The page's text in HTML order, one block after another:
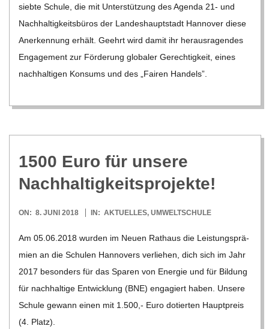
siebte Schule, die mit Unter­stüt­zung des Agenda 21- und
Nach­hal­tig­keits­bü­ros der Lan­des­haupt­stadt Han­no­ver diese
Aner­ken­nung erhält. Geehrt wird damit ihr her­aus­ra­gen­des
Enga­ge­ment zur För­de­rung glo­ba­ler Gerech­tig­keit, eines
nach­hal­ti­gen Kon­sums und des „Fai­ren Han­dels”.
1500 Euro für unsere
Nachhaltigkeitsprojekte!
2018-
ON: 8. JUNI 2018 IN: AKTUELLES, UMWELTSCHULE
Am 05.06.2018 wur­den im Neuen Rat­haus die Leis­tungs­prä­
mien an die Schu­len Han­no­vers ver­lie­hen, dich sich im Jahr
2017 beson­ders für das Spa­ren von Ener­gie und für Bil­dung
für nach­hal­tige Ent­wick­lung (BNE) enga­giert haben. Unsere
Schule gewann einen mit 1.500,- Euro dotier­ten Haupt­preis
(4. Platz).